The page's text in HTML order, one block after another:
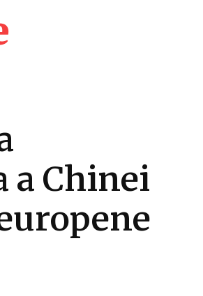
a Chinei